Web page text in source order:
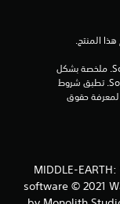
ي
ت
MIDDLE-
software © 2021